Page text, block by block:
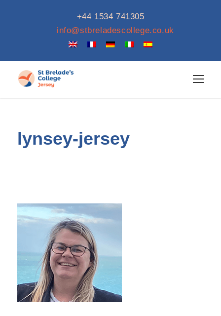
+44 1534 741305
info@stbreladescollege.co.uk
lynsey-jersey